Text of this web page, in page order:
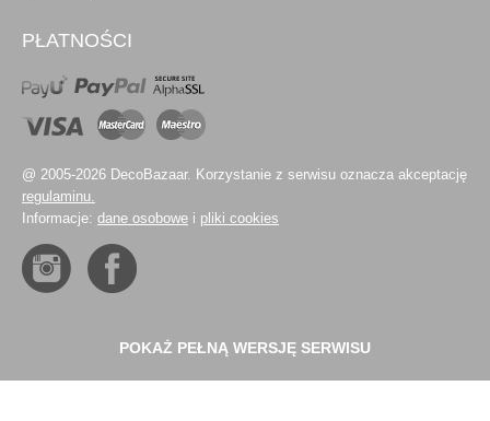
PŁATNOŚCI
@ 2005-2026 DecoBazaar. Korzystanie z serwisu oznacza akceptację
regulaminu.
Informacje: dane osobowe i pliki cookies
POKAŻ PEŁNĄ WERSJĘ SERWISU